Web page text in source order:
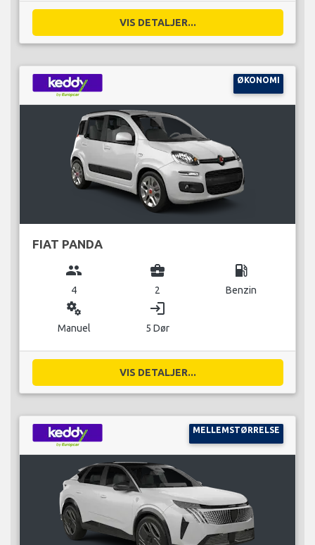
VIS DETALJER...
ØKONOMI
FIAT PANDA
group
4
business_center
2
local_gas_station
Benzin
miscellaneous_services
Manuel
login
5 Dør
VIS DETALJER...
MELLEMSTØRRELSE